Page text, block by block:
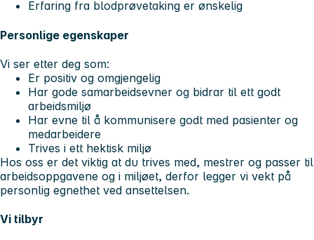
Erfaring fra blodprøvetaking er ønskelig
Personlige egenskaper
Vi ser etter deg som:
Er positiv og omgjengelig
Har gode samarbeidsevner og bidrar til ett godt
arbeidsmiljø
Har evne til å kommunisere godt med pasienter og
medarbeidere
Trives i ett hektisk miljø
Hos oss er det viktig at du trives med, mestrer og passer til
arbeidsoppgavene og i miljøet, derfor legger vi vekt på
personlig egnethet ved ansettelsen.
Vi tilbyr